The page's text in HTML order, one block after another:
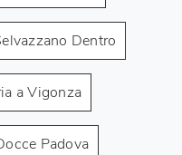
Dentro
a Vigonza
Padova